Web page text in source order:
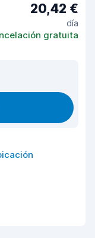
20,42 €
día
gratuita